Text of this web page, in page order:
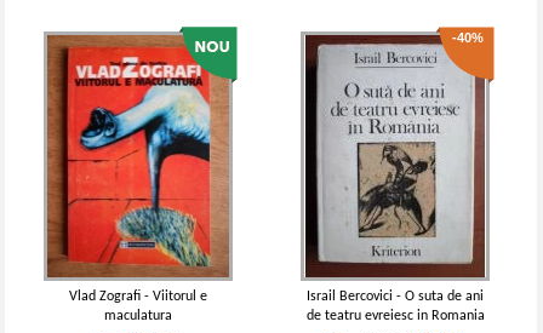
Vlad Zografi - Viitorul e
maculatura
-40%
Israil Bercovici - O suta de ani
de teatru evreiesc in Romania